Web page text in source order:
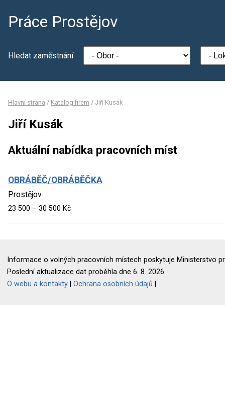
Práce Prostějov
Hledat zaměstnání
Hlavní strana / Katalog firem / Jiří Kusák
Jiří Kusák
Aktuální nabídka pracovních míst
OBRÁBĚČ/OBRÁBĚČKA
Prostějov
23 500 – 30 500 Kč
Informace o volných pracovních místech poskytuje Ministerstvo
Poslední aktualizace dat proběhla dne 6. 8. 2026.
O webu a kontakty |Ochrana osobních údajů